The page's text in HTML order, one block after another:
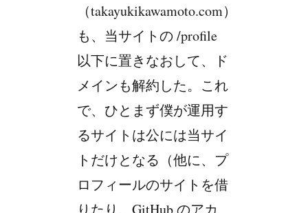
（takayukikawamoto.com）
も、当サイトの /profile
以下に置きなおして、ド
メインも解約した。これ
で、ひとまず僕が運用す
るサイトは公には当サイ
トだけとなる（他に、プ
ロフィールのサイトを借
りたり、GitHub のアカ